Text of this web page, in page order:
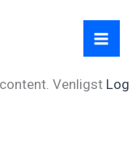
Venligst Log